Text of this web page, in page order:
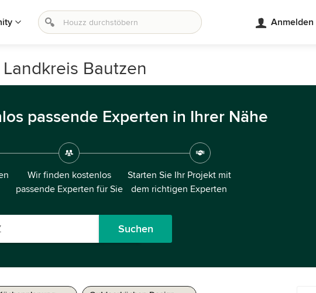
Anmelden
Bautzen
passende Experten in Ihrer Nähe
Wir finden kostenlos
passende Experten für Sie
Starten Sie Ihr Projekt mit
dem richtigen Experten
Suchen